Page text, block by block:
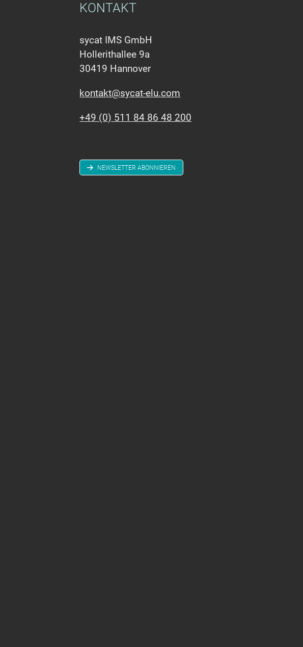
KONTAKT
sycat IMS GmbH
Hollerithallee 9a
30419 Hannover
kontakt@sycat-elu.com
+49 (0) 511 84 86 48 200
NEWSLETTER ABONNIEREN